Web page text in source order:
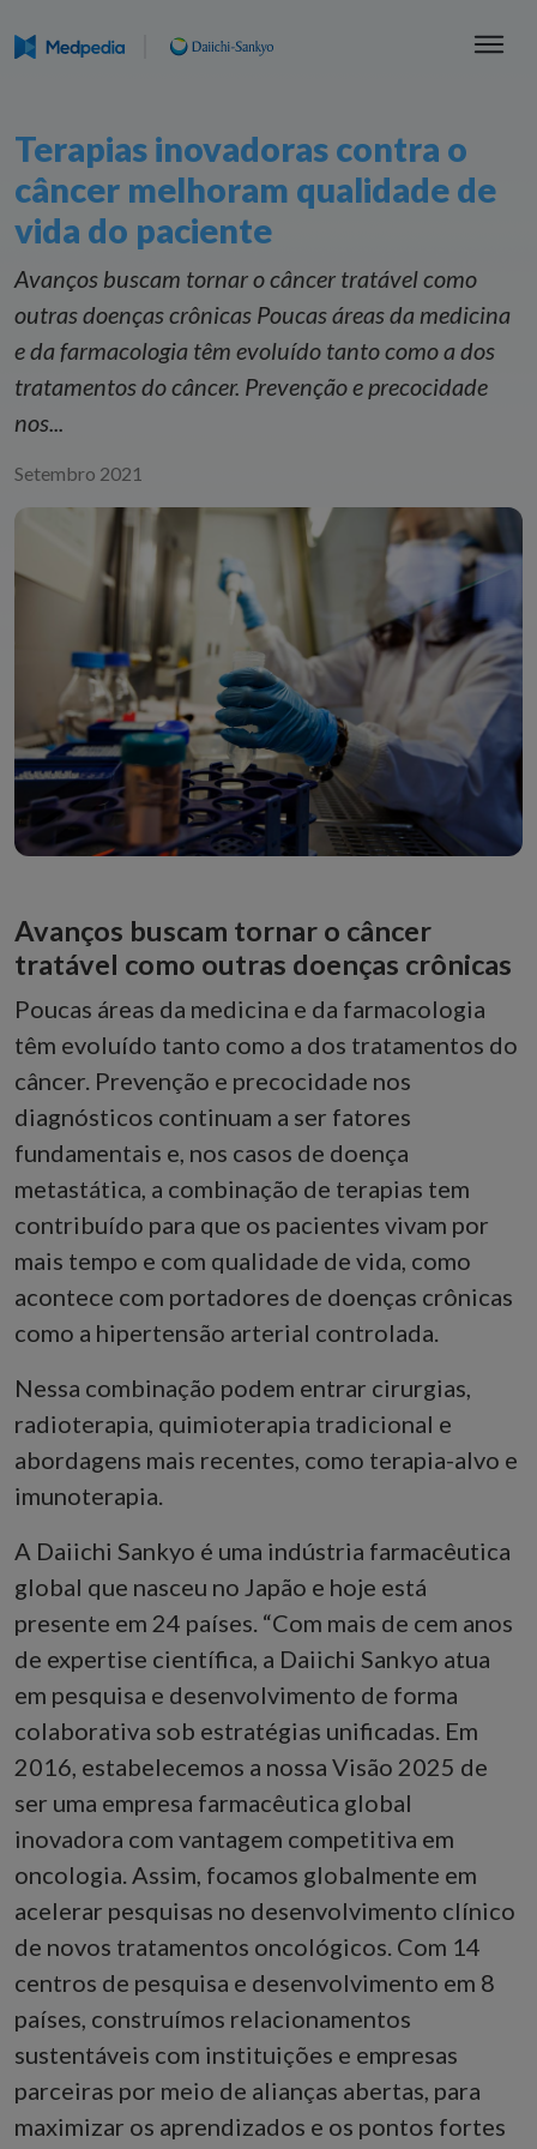
Terapias inovadoras contra o
câncer melhoram qualidade de
vida do paciente
Avanços buscam tornar o câncer tratável como
outras doenças crônicas Poucas áreas da medicina
e da farmacologia têm evoluído tanto como a dos
tratamentos do câncer. Prevenção e precocidade
nos...
Setembro 2021
Avanços buscam tornar o câncer
tratável como outras doenças crônicas
Poucas áreas da medicina e da farmacologia
têm evoluído tanto como a dos tratamentos do
câncer. Prevenção e precocidade nos
diagnósticos continuam a ser fatores
fundamentais e, nos casos de doença
metastática, a combinação de terapias tem
contribuído para que os pacientes vivam por
mais tempo e com qualidade de vida, como
acontece com portadores de doenças crônicas
como a hipertensão arterial controlada.
Nessa combinação podem entrar cirurgias,
radioterapia, quimioterapia tradicional e
abordagens mais recentes, como terapia-alvo e
imunoterapia.
A Daiichi Sankyo é uma indústria farmacêutica
global que nasceu no Japão e hoje está
presente em 24 países. “Com mais de cem anos
de expertise científica, a Daiichi Sankyo atua
em pesquisa e desenvolvimento de forma
colaborativa sob estratégias unificadas. Em
2016, estabelecemos a nossa Visão 2025 de
ser uma empresa farmacêutica global
inovadora com vantagem competitiva em
oncologia. Assim, focamos globalmente em
acelerar pesquisas no desenvolvimento clínico
de novos tratamentos oncológicos. Com 14
centros de pesquisa e desenvolvimento em 8
países, construímos relacionamentos
sustentáveis com instituições e empresas
parceiras por meio de alianças abertas, para
maximizar os aprendizados e os pontos fortes